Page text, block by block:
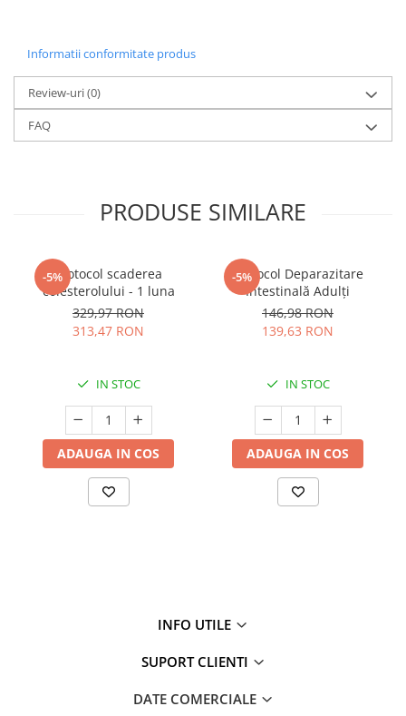
Informatii conformitate produs
Review-uri(0)
FAQ
PRODUSE SIMILARE
-5%Protocol scaderea
colesterolului - 1 luna
329,97 RON
313,47 RON
IN STOC
ADAUGA IN COS
-5%
Protocol Deparazitare
Intestinală Adulți
146,98 RON
139,63 RON
IN STOC
ADAUGA IN COS
INFO UTILE
SUPORT CLIENTI
DATE COMERCIALE